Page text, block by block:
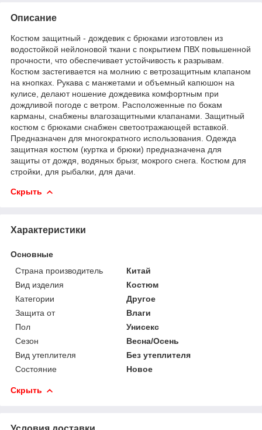
Описание
Костюм защитный - дождевик с брюками изготовлен из
водостойкой нейлоновой ткани с покрытием ПВХ повышенной
прочности, что обеспечивает устойчивость к разрывам.
Костюм застегивается на молнию с ветрозащитным клапаном
на кнопках. Рукава с манжетами и объемный капюшон на
кулисе, делают ношение дождевика комфортным при
дождливой погоде с ветром. Расположенные по бокам
карманы, снабжены влагозащитными клапанами. Защитный
костюм с брюками снабжен светоотражающей вставкой.
Предназначен для многократного использования. Одежда
защитная костюм (куртка и брюки) предназначена для
защиты от дождя, водяных брызг, мокрого снега. Костюм для
стройки, для рыбалки, для дачи.
Скрыть
Характеристики
Основные
Страна производитель
Китай
Вид изделия
Костюм
Категории
Другое
Защита от
Влаги
Пол
Унисекс
Сезон
Весна/Осень
Вид утеплителя
Без утеплителя
Состояние
Новое
Скрыть